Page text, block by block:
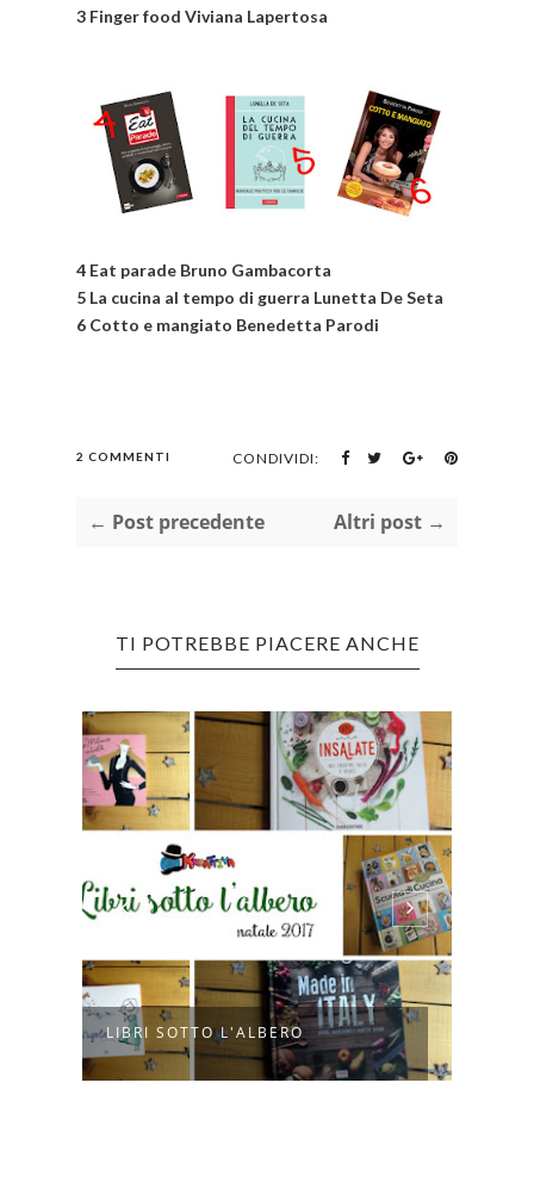
3 Finger food Viviana Lapertosa
4 Eat parade Bruno Gambacorta
5 La cucina al tempo di guerra Lunetta De Seta
6 Cotto e mangiato Benedetta Parodi
2 COMMENTI CONDIVIDI:
← Post precedente Altri post →
TI POTREBBE PIACERE ANCHE
LIBRI SOTTO L'ALBERO